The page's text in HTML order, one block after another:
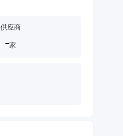
供应商
-家